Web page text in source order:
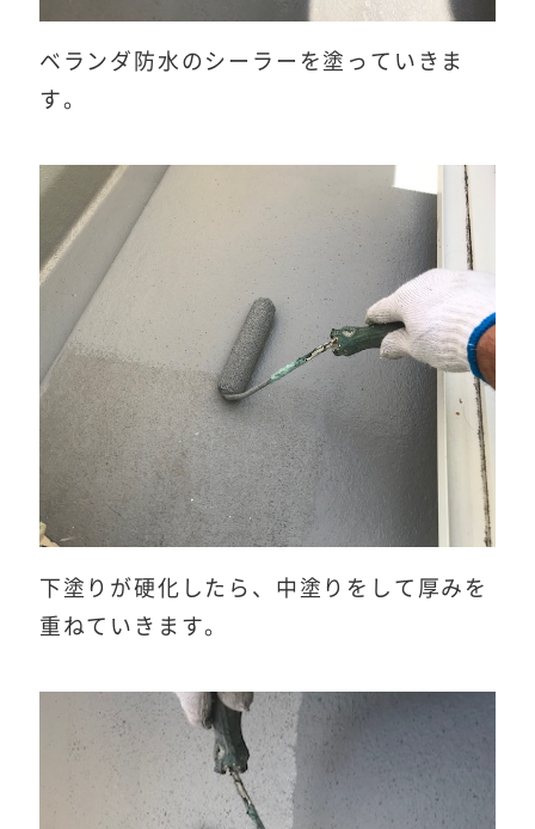
ベランダ防水のシーラーを塗っていきま
す。
下塗りが硬化したら、中塗りをして厚みを
重ねていきます。